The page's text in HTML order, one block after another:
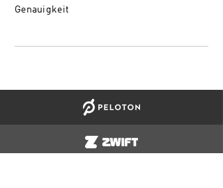
Genauigkeit